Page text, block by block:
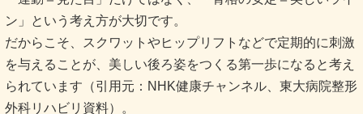
ン」という考え方が大切です。
だからこそ、スクワットやヒップリフトなどで定期的に刺激
を与えることが、美しい後ろ姿をつくる第一歩になると考え
られています（引用元：NHK健康チャンネル、東大病院整形
外科リハビリ資料）。